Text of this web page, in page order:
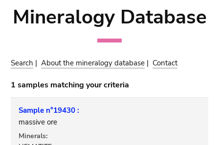
Mineralogy Database
Search |About the mineralogy database | Contact
1 samples matching your criteria
Sample n°19430 :
massive ore
Minerals: